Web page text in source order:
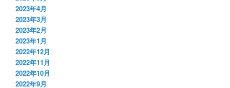
2023年4月
2023年3月
2023年2月
2023年1月
2022年12月
2022年11月
2022年10月
2022年9月